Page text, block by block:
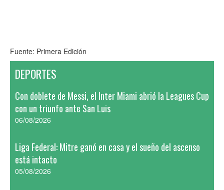
Fuente: Primera Edición
DEPORTES
Con doblete de Messi, el Inter Miami abrió la Leagues Cup
con un triunfo ante San Luis
06/08/2026
Liga Federal: Mitre ganó en casa y el sueño del ascenso
está intacto
05/08/2026